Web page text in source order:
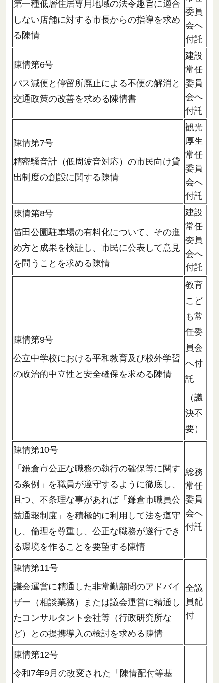
第一種低層住居専用地域の法令趣旨に適合
しない店舗に対する市長からの指導を求め
る陳情
委員
会へ
付託
陳情第6号
バス減便と停留所廃止による不便の解消と
交通政策の改善を求める陳情書
建設
常任
委員
会へ
付託
陳情第7号
精密騒音計（低周波音対応）の市民向け貸
出制度の創設に関する陳情
観光
厚生
常任
委員
会へ
付託
陳情第8号
笛田公園駐車場の有料化について、その進
め方と成果を検証し、市民に公表して意見
を問うことを求める陳情
建設
常任
委員
会へ
付託
陳情第9号
公立中学校における平和教育及び校外学習
の政治的中立性と安全確保を求める陳情
教育
こど
も常
任委
員会
へ付
託
（議
決不
要）
陳情第10号
「鎌倉市公正な職務の執行の確保等に関す
る条例」を職員が遵守するように徹底し、
且つ、不条理な事があれば「鎌倉市職員公
益通報制度」を積極的に利用して法を遵守
し、倫理を尊重し、公正な職務が遂行でき
る環境を作ることを要望する陳情
総務
常任
委員
会へ
付託
陳情第11号
議会運営に精通した非常勤顧問のアドバイ
ザー（相談業務）または議会運営に精通し
たコンサルタント会社等（行政研究所な
ど）との提携導入の検討を求める陳情
全議
員配
付
陳情第12号
令和7年9月の改変された「陳情配付等基